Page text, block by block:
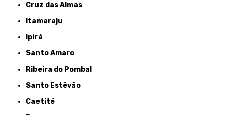
Cruz das Almas
Itamaraju
Ipirá
Santo Amaro
Ribeira do Pombal
Santo Estêvão
Caetité